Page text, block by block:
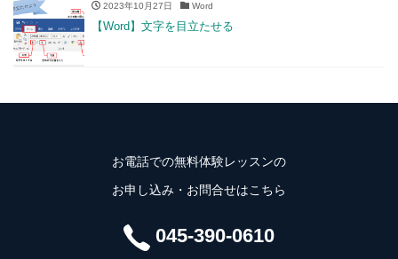
2023年10月27日 Word
【Word】文字を目立たせる
お電話での無料体験レッスンの
お申し込み・お問合せはこちら
045-390-0610